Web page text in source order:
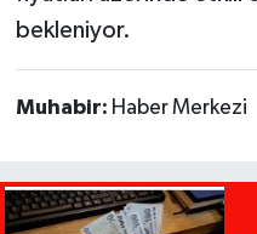
bekleniyor.
Muhabir: Haber Merkezi